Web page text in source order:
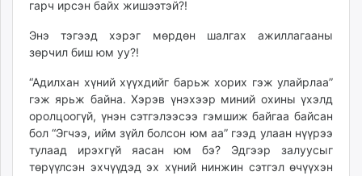
гарч ирсэн байх жишээтэй?!
Энэ тэгээд хэрэг мөрдөн шалгах ажиллагааны
зөрчил биш юм уу?!
“Адилхан хүний хүүхдийг барьж хорих гэж улайрлаа”
гэж ярьж байна. Хэрэв үнэхээр миний охины үхэлд
оролцоогүй, үнэн сэтгэлээсээ гэмшиж байгаа байсан
бол “Эгчээ, ийм зүйл болсон юм аа” гээд улаан нүүрээ
тулаад ирэхгүй яасан юм бэ? Эдгээр залуусыг
төрүүлсэн эхчүүдэд эх хүний нинжин сэтгэл өчүүхэн